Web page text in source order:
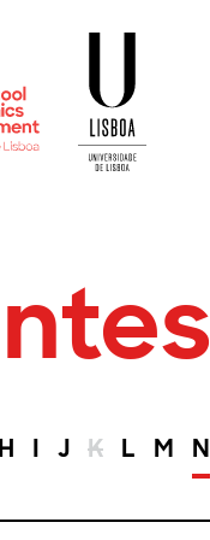
H I J K L M N